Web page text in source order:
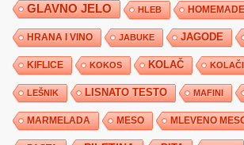
GLAVNO JELO HLEB HOMEMADE
HRANA I VINO JABUKE JAGODE
KIFLICE KOKOS KOLAČ KOLAČI
LEŠNIK LISNATO TESTO MAFINI
MARMELADA MESO MLEVENO